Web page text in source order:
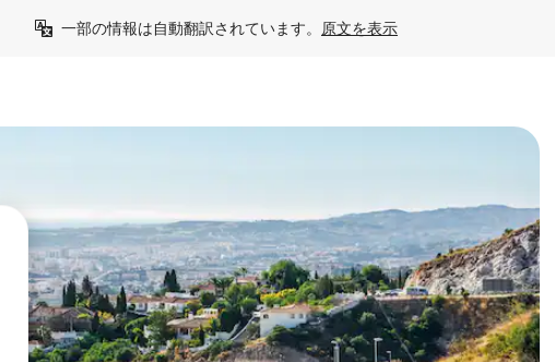
一部の情報は自動翻訳されています。 原文を表示